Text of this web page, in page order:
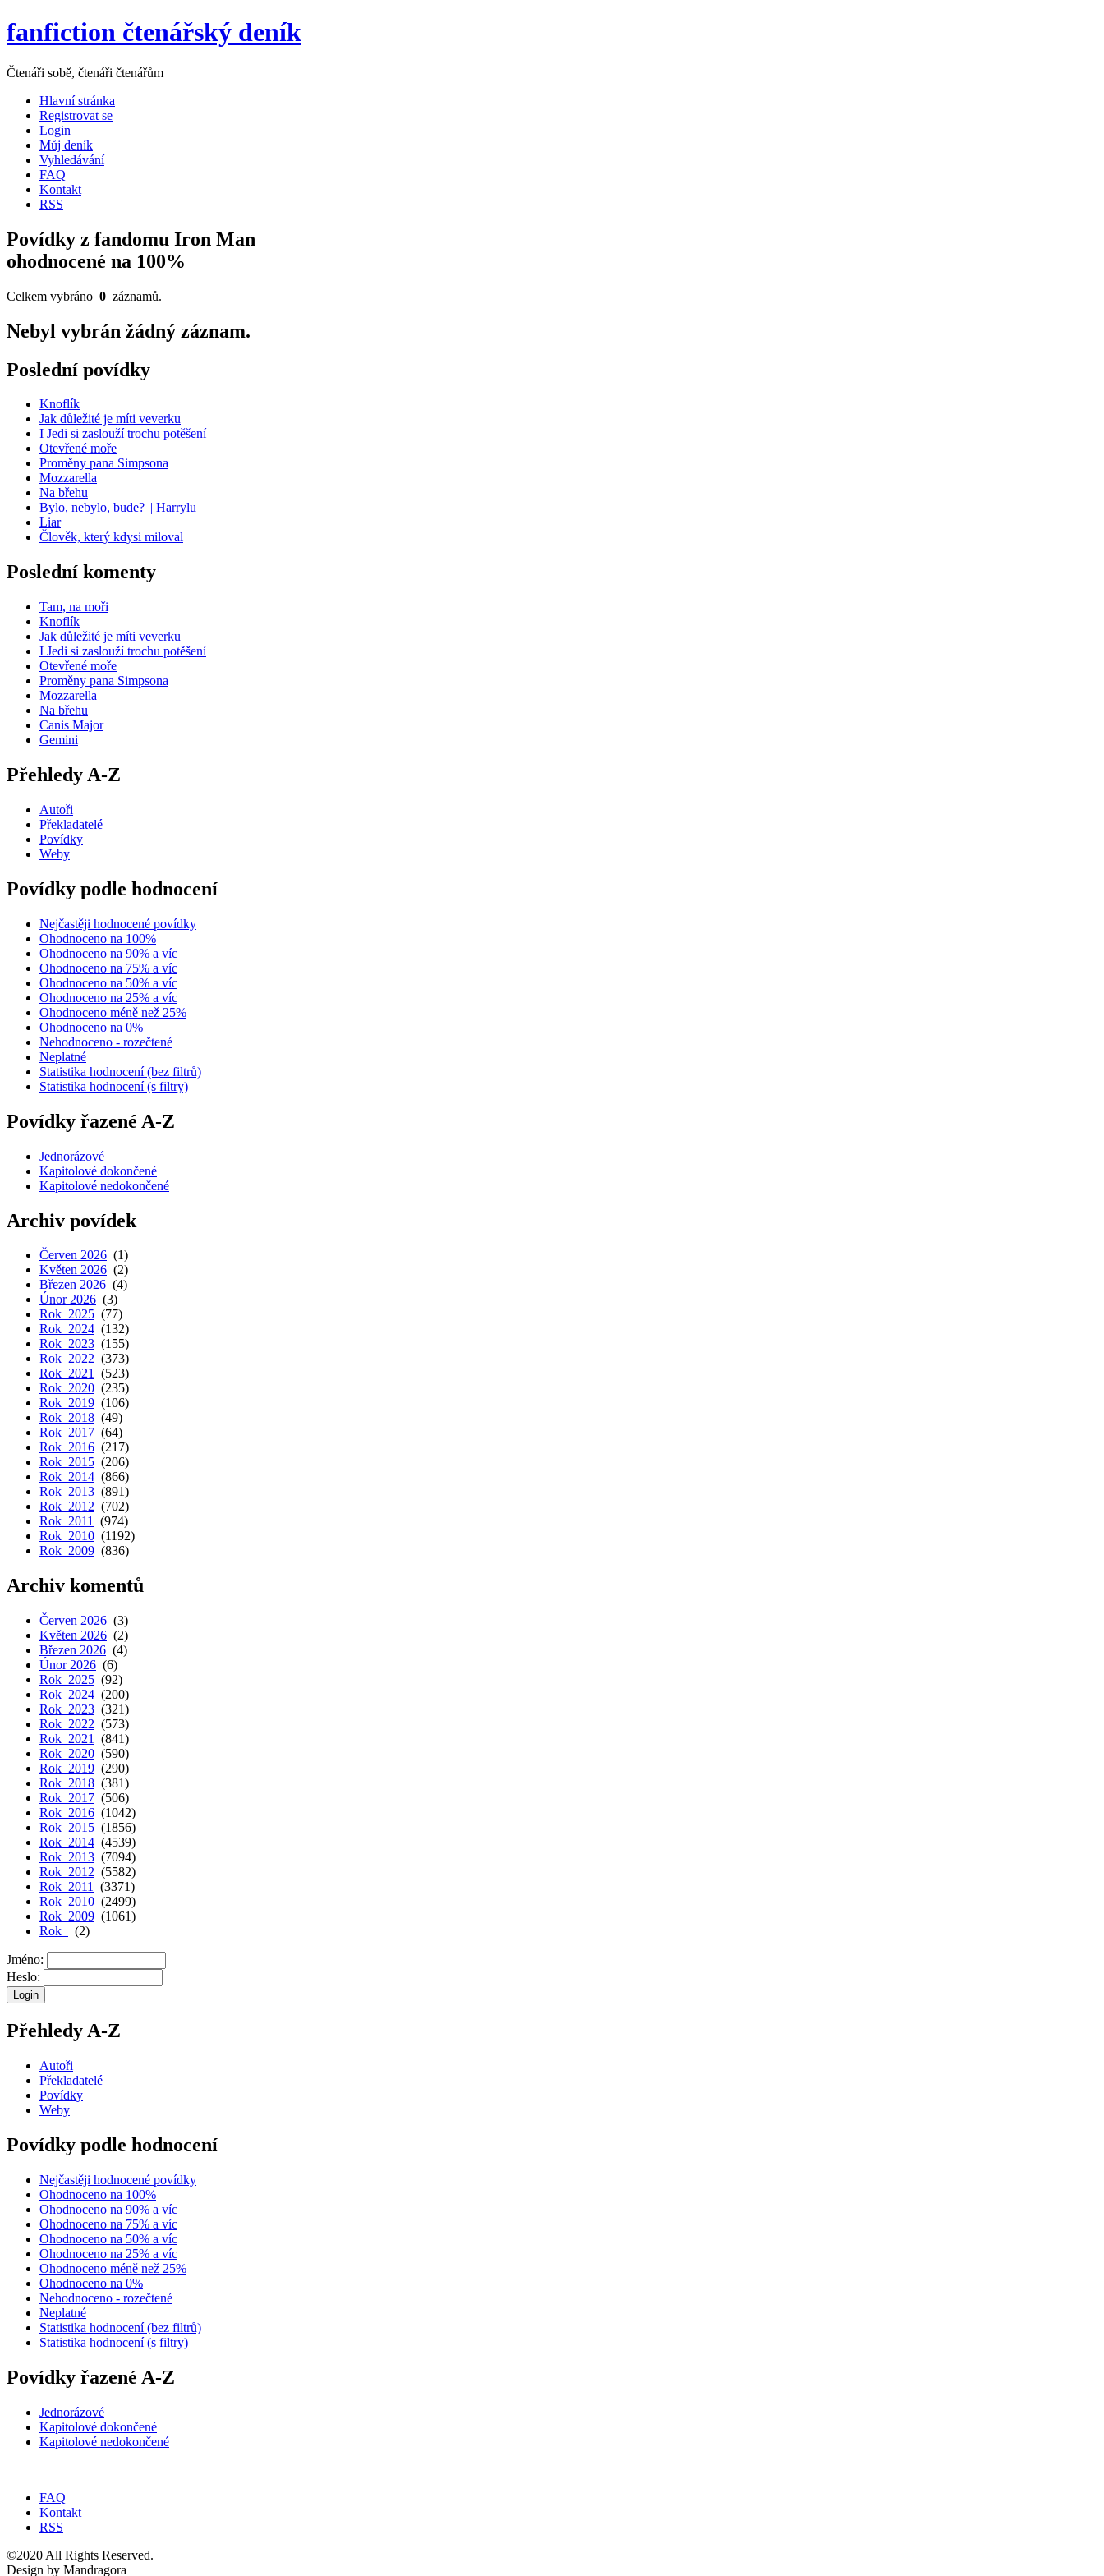
fanfiction čtenářský deník
Čtenáři sobě, čtenáři čtenářům
Hlavní stránka
Registrovat se
Login
Můj deník
Vyhledávání
FAQ
Kontakt
RSS
Povídky z fandomu Iron Man
ohodnocené na 100%
Celkem vybráno 0 záznamů.
Nebyl vybrán žádný záznam.
Poslední povídky
Knoflík
Jak důležité je míti veverku
I Jedi si zaslouží trochu potěšení
Otevřené moře
Proměny pana Simpsona
Mozzarella
Na břehu
Bylo, nebylo, bude? || Harrylu
Liar
Člověk, který kdysi miloval
Poslední komenty
Tam, na moři
Knoflík
Jak důležité je míti veverku
I Jedi si zaslouží trochu potěšení
Otevřené moře
Proměny pana Simpsona
Mozzarella
Na břehu
Canis Major
Gemini
Přehledy A-Z
Autoři
Překladatelé
Povídky
Weby
Povídky podle hodnocení
Nejčastěji hodnocené povídky
Ohodnoceno na 100%
Ohodnoceno na 90% a víc
Ohodnoceno na 75% a víc
Ohodnoceno na 50% a víc
Ohodnoceno na 25% a víc
Ohodnoceno méně než 25%
Ohodnoceno na 0%
Nehodnoceno - rozečtené
Neplatné
Statistika hodnocení (bez filtrů)
Statistika hodnocení (s filtry)
Povídky řazené A-Z
Jednorázové
Kapitolové dokončené
Kapitolové nedokončené
Archiv povídek
Červen 2026 (1)
Květen 2026 (2)
Březen 2026 (4)
Únor 2026 (3)
Rok 2025 (77)
Rok 2024 (132)
Rok 2023 (155)
Rok 2022 (373)
Rok 2021 (523)
Rok 2020 (235)
Rok 2019 (106)
Rok 2018 (49)
Rok 2017 (64)
Rok 2016 (217)
Rok 2015 (206)
Rok 2014 (866)
Rok 2013 (891)
Rok 2012 (702)
Rok 2011 (974)
Rok 2010 (1192)
Rok 2009 (836)
Archiv komentů
Červen 2026 (3)
Květen 2026 (2)
Březen 2026 (4)
Únor 2026 (6)
Rok 2025 (92)
Rok 2024 (200)
Rok 2023 (321)
Rok 2022 (573)
Rok 2021
(841)
Rok 2020 (590)
Rok 2019 (290)
Rok 2018 (381)
Rok 2017 (506)
Rok 2016 (1042)
Rok 2015 (1856)
Rok 2014 (4539)
Rok 2013 (7094)
Rok 2012 (5582)
Rok 2011
(3371)
Rok 2010 (2499)
Rok 2009 (1061)
Rok
(2)
Jméno:
Heslo:
Přehledy A-Z
Autoři
Překladatelé
Povídky
Weby
Povídky podle hodnocení
Nejčastěji hodnocené povídky
Ohodnoceno na 100%
Ohodnoceno na 90% a víc
Ohodnoceno na 75% a víc
Ohodnoceno na 50% a víc
Ohodnoceno na 25% a víc
Ohodnoceno méně než 25%
Ohodnoceno na 0%
Nehodnoceno - rozečtené
Neplatné
Statistika hodnocení (bez filtrů)
Statistika hodnocení (s filtry)
Povídky řazené A-Z
Jednorázové
Kapitolové dokončené
Kapitolové nedokončené
FAQ
Kontakt
RSS
©2020 All Rights Reserved.
Design by Mandragora